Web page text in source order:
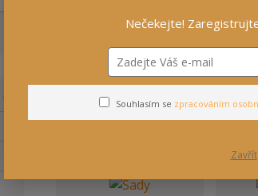
Podsedlové
Nečekejte!
Souhlasím se zpracováním
Zavřít